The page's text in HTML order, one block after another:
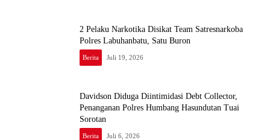
2 Pelaku Narkotika Disikat Team Satresnarkoba
Polres Labuhanbatu, Satu Buron
Berita Juli 19, 2026
Davidson Diduga Diintimidasi Debt Collector,
Penanganan Polres Humbang Hasundutan Tuai
Sorotan
Berita Juli 6, 2026